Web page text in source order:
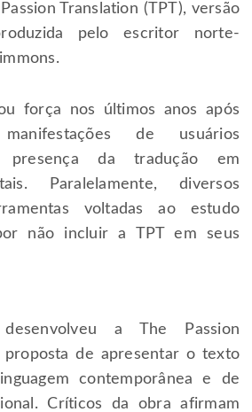
Translation (TPT), versão
pelo escritor norte-
força nos últimos anos após
de usuários
presença da tradução em
Paralelamente, diversos
voltadas ao estudo
não incluir a TPT em seus
a The Passion
proposta de apresentar o texto
contemporânea e de
Críticos da obra afirmam